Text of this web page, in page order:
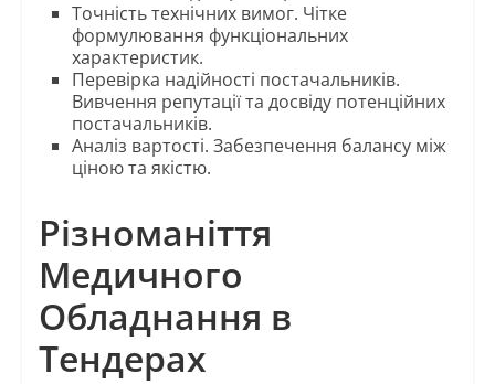
Точність технічних вимог. Чітке
формулювання функціональних
характеристик.
Перевірка надійності постачальників.
Вивчення репутації та досвіду потенційних
постачальників.
Аналіз вартості. Забезпечення балансу між
ціною та якістю.
Різноманіття
Медичного
Обладнання в
Тендерах